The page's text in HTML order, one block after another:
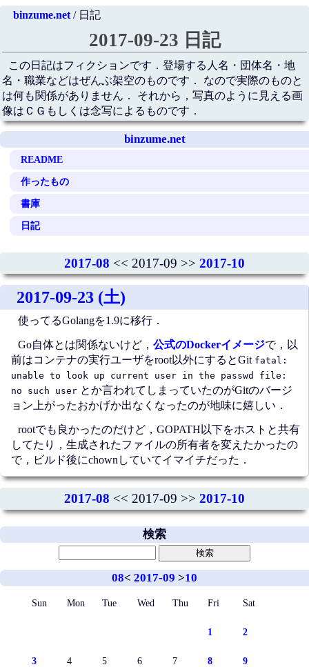
binzume.net/ 日記
2017-09-23 日記
この日記はフィクションです．登場する人名・団体名・地
名・職業などはぜんぶ架空のものです． なので実際のものと
は何も関係がありません． それから，写真のように見える画
像はＣＧもしくは念写によるものです．
binzume.net
README
作ったもの
書庫
日記
2017-08 << 2017-09 >> 2017-10
2017-09-23 (土)
使ってるGolangを1.9に移行．
Go自体とは関係ないけど， 公式のDockerイメージで，以
前はコンテナの実行ユーザをroot以外にするとGit fatal:
unable to look up current user in the passwd file:
no such user とか言われてしまっていたのがGitのバージ
ョン上がったおかげか出なくなったのが地味に嬉しい．
rootでも良かったのだけど，GOPATH以下をホストと共有
してたり，生成されたファイルの所有者を変えたかったの
で，ビルド後にchownしていてイマイチだった．
2017-08 << 2017-09 >> 2017-10
検索
08< 2017-09 >10
Sun Mon Tue Wed Thu Fri Sat
1 2
3 4 5 6 7 8 9